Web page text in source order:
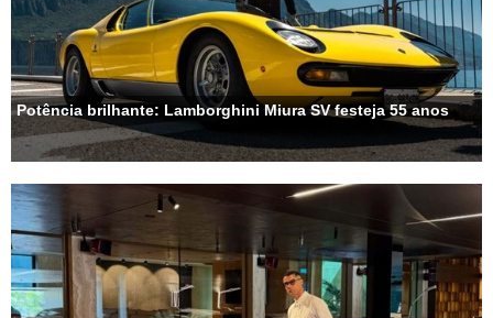
Potência brilhante: Lamborghini Miura SV festeja 55 anos